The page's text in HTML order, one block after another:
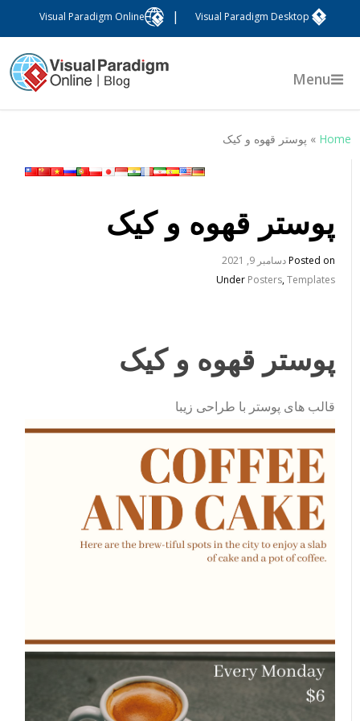
Visual Paradigm Desktop
Visual Paradigm Online
Menu
Home
» پوستر قهوه و کیک
پوستر قهوه و کیک
Posted onدسامبر 9, 2021
UnderPosters,Templates
پوستر قهوه و کیک
قالب های پوستر با طراحی زیبا